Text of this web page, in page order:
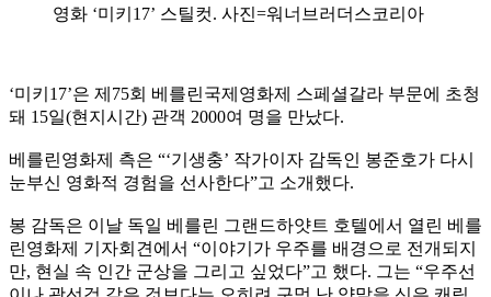
영화 ‘미키17’ 스틸컷. 사진=워너브러더스코리아
‘미키17’은 제75회 베를린국제영화제 스페셜갈라 부문에 초청
돼 15일(현지시간) 관객 2000여 명을 만났다.
베를린영화제 측은 “‘기생충’ 작가이자 감독인 봉준호가 다시
눈부신 영화적 경험을 선사한다”고 소개했다.
봉 감독은 이날 독일 베를린 그랜드하얏트 호텔에서 열린 베를
린영화제 기자회견에서 “이야기가 우주를 배경으로 전개되지
만, 현실 속 인간 군상을 그리고 싶었다”고 했다. 그는 “우주선